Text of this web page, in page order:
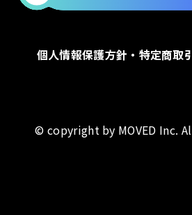
個人情報保護方針・特定商取
© copyright by MOVED Inc.